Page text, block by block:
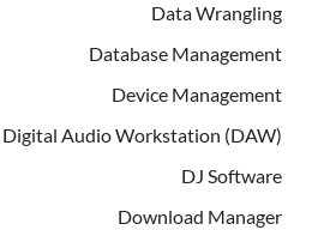
Data Wrangling
Database Management
Device Management
Digital Audio Workstation (DAW)
DJ Software
Download Manager